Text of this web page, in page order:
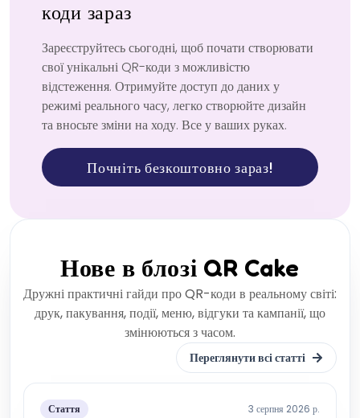
коди зараз
Зареєструйтесь сьогодні, щоб почати створювати
свої унікальні QR-коди з можливістю
відстеження. Отримуйте доступ до даних у
режимі реального часу, легко створюйте дизайн
та вносьте зміни на ходу. Все у ваших руках.
Почніть безкоштовно зараз!
Нове в блозі QR Cake
Дружні практичні гайди про QR-коди в реальному світі:
друк, пакування, події, меню, відгуки та кампанії, що
змінюються з часом.
Переглянути всі статті
Стаття 3 серпня 2026 р.